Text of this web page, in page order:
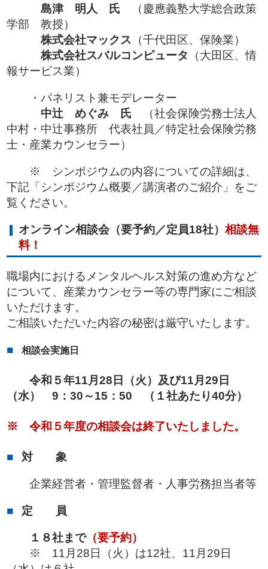
島津 明人 氏 （慶應義塾大学総合政策
学部 教授）
株式会社マックス （千代田区、保険業）
株式会社スバルコンピュータ （大田区、情
報サービス業）
・パネリスト兼モデレーター
中辻 めぐみ 氏 （社会保険労務士法人
中村・中辻事務所 代表社員／特定社会保険労務
士・産業カウンセラー）
※ シンポジウムの内容についての詳細は、
下記「シンポジウム概要／講演者のご紹介」をご
覧ください。
オンライン相談会（要予約／定員18社） 相談無
料！
職場内におけるメンタルヘルス対策の進め方など
について、産業カウンセラー等の専門家にご相談
いただけます。
ご相談いただいた内容の秘密は厳守いたします。
相談会実施日
令和５年11月28日（火）及び11月29日
（水） 9：30～15：50 （１社あたり40分）
※ 令和５年度の相談会は終了いたしました。
対 象
企業経営者・管理監督者・人事労務担当者等
定 員
１８社まで（要予約）
※ 11月28日（火）は12社、11月29日